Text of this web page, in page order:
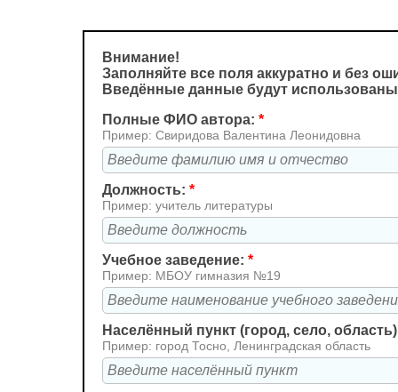
Внимание!
Заполняйте все поля аккуратно и без
Введённые данные будут
Полные ФИО автора: *
Пример: Свиридова Валентина Леонидовна
Должность: *
Пример: учитель литературы
Учебное заведение: *
Пример: МБОУ гимназия №19
Населённый пункт (город, село,
Пример: город Тосно, Ленинградская область